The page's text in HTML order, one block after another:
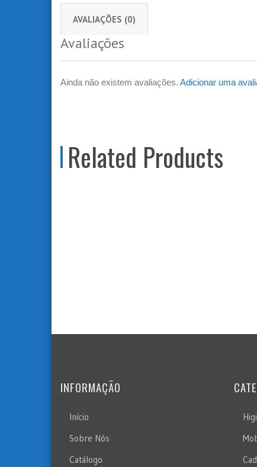
AVALIAÇÕES (0)
Avaliações
Ainda não existem avaliações. Adicionar uma
Related Products
INFORMAÇÃO
Início
Sobre Nós
Catálogo